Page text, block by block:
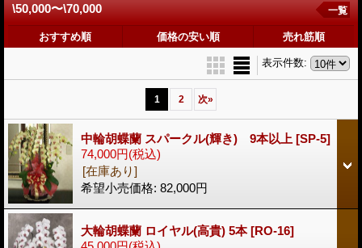
\50,000〜\70,000 一覧
おすすめ順 価格の安い順 売れ筋順
表示件数:
1 2 次»
中輪胡蝶蘭 スパークル(輝き) 9本以上 [SP-5]
74,000円(税込)
[在庫あり]
希望小売価格: 82,000円
大輪胡蝶蘭 ロイヤル(高貴) 5本[RO-16]